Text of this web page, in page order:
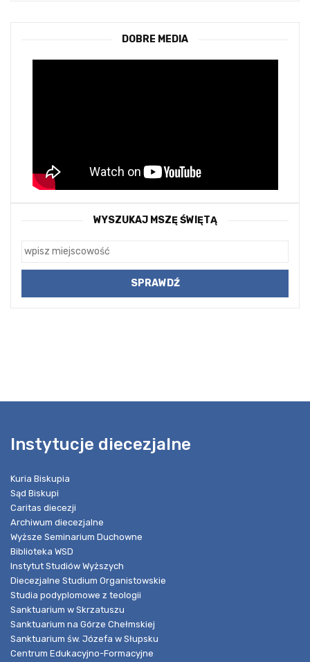
DOBRE MEDIA
WYSZUKAJ MSZĘ ŚWIĘTĄ
Instytucje diecezjalne
Kuria Biskupia
Sąd Biskupi
Caritas diecezji
Archiwum diecezjalne
Wyższe Seminarium Duchowne
Biblioteka WSD
Instytut Studiów Wyższych
Diecezjalne Studium Organistowskie
Studia podyplomowe z teologii
Sanktuarium w Skrzatuszu
Sanktuarium na Górze Chełmskiej
Sanktuarium św. Józefa w Słupsku
Centrum Edukacyjno-Formacyjne